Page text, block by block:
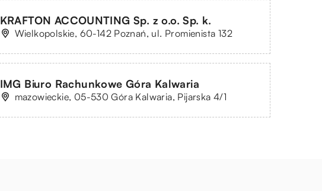
KRAFTON ACCOUNTING Sp. z o.o. Sp. k.
Wielkopolskie, 60-142 Poznań, ul. Promienista 132
IMG Biuro Rachunkowe Góra Kalwaria
mazowieckie, 05-530 Góra Kalwaria, Pijarska 4/1